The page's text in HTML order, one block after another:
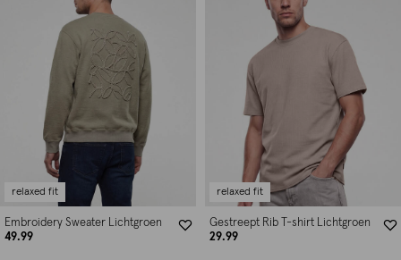
relaxed fit
Embroidery Sweater Lichtgroen
49.99
relaxed fit
Gestreept Rib T-shirt Lichtgroen
29.99